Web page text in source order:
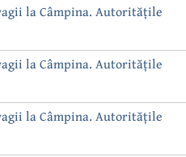
la Câmpina. Autoritățile
la Câmpina. Autoritățile
la Câmpina. Autoritățile